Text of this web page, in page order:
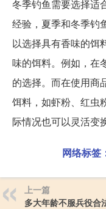
冬季钓鱼需要选择适
经验，夏季和冬季钓
以选择具有香味的饵
味的饵料。例如，在
的选择。而在使用商
饵料，如虾粉、红虫
际情况也可以灵活变
网络标签
上一篇
多大年龄不服兵役合